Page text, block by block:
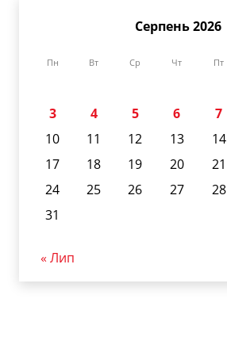
Серпень 2026
Пн Вт Ср Чт Пт
3
4 5 6 7
10
11 12 13 14
17
18 19 20 21
24
25 26 27 28
31
« Лип